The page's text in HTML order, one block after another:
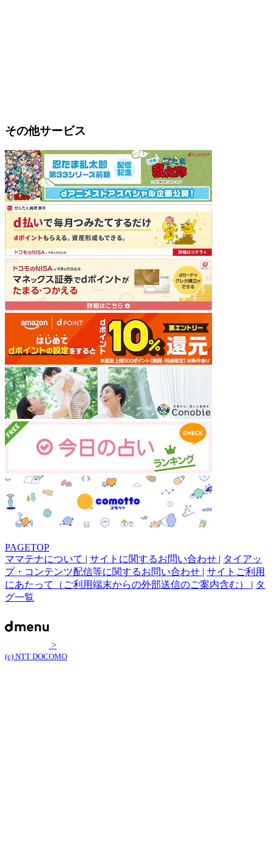
その他サービス
PAGETOP
ママテナについて | サイトに関するお問い合わせ | タイアッ
プ・コンテンツ配信等に関するお問い合わせ | サイトご利用
にあたって（ご利用端末からの外部送信のご案内含む） | タ
グ一覧
>
(c) NTT DOCOMO